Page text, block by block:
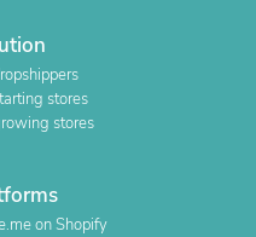
stores
stores
on Shopify